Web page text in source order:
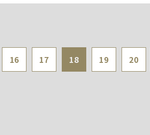
16 17 18 19 20